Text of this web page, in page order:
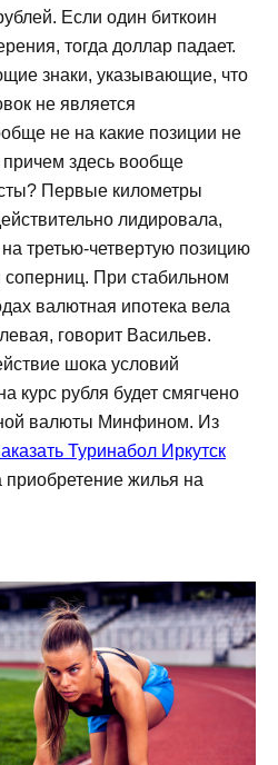
Если один биткоин
тогда доллар падает.
знаки, указывающие, что
не является
не на какие позиции не
здесь вообще
Первые километры
лидировала,
третью-четвертую позицию
При стабильном
валютная ипотека вела
говорит Васильев.
шока условий
курс рубля будет смягчено
валюты Минфином. Из
Туринабол Иркутск
приобретение жилья на